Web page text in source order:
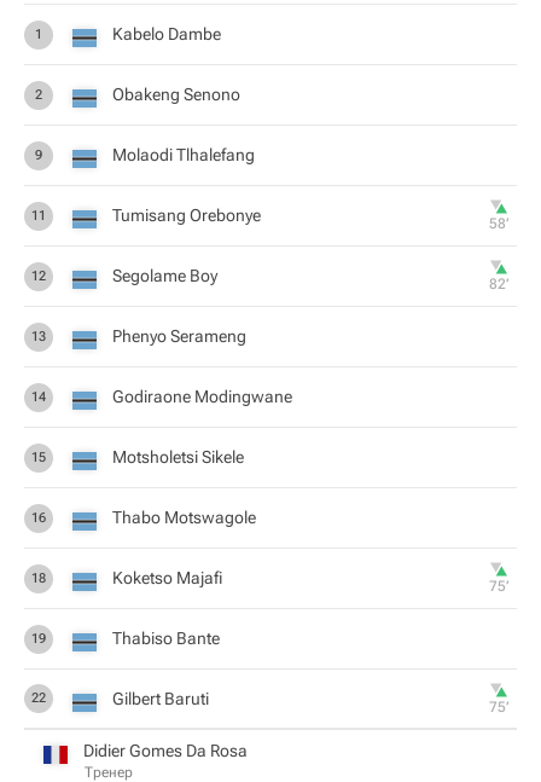
1 Kabelo Dambe
2 Obakeng Senono
9 Molaodi Tlhalefang
11 Tumisang Orebonye 58‎’‎
12 Segolame Boy 82‎’‎
13 Phenyo Serameng
14 Godiraone Modingwane
15 Motsholetsi Sikele
16 Thabo Motswagole
18 Koketso Majafi 75‎’‎
19 Thabiso Bante
22 Gilbert Baruti 75‎’‎
Didier Gomes Da Rosa
Тренер